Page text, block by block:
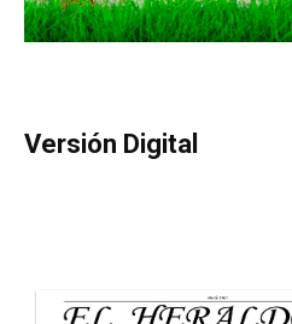
Versión Digital